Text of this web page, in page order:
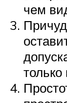
чем